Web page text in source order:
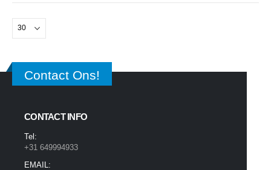
Contact Ons!
CONTACT INFO
Tel:
+31 649994933
EMAIL: